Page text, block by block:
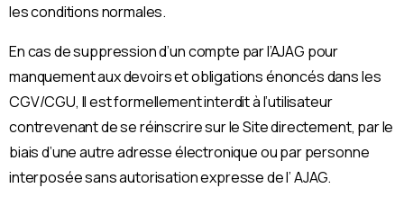
les conditions normales.
En cas de suppression d’un compte par l’AJAG pour
manquement aux devoirs et obligations énoncés dans les
CGV/CGU, Il est formellement interdit à l’utilisateur
contrevenant de se réinscrire sur le Site directement, par le
biais d’une autre adresse électronique ou par personne
interposée sans autorisation expresse de l’ AJAG.